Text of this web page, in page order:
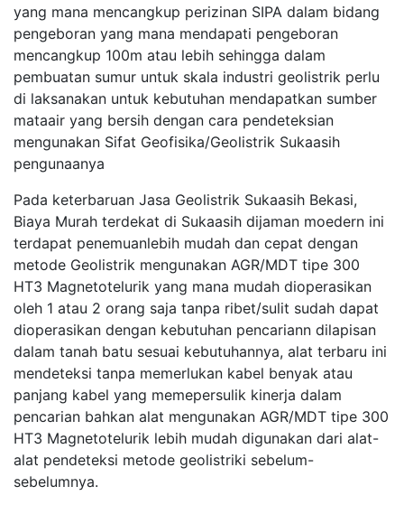
yang mana mencangkup perizinan SIPA dalam bidang
pengeboran yang mana mendapati pengeboran
mencangkup 100m atau lebih sehingga dalam
pembuatan sumur untuk skala industri geolistrik perlu
di laksanakan untuk kebutuhan mendapatkan sumber
mataair yang bersih dengan cara pendeteksian
mengunakan Sifat Geofisika/Geolistrik Sukaasih
pengunaanya
Pada keterbaruan Jasa Geolistrik Sukaasih Bekasi,
Biaya Murah terdekat di Sukaasih dijaman moedern ini
terdapat penemuanlebih mudah dan cepat dengan
metode Geolistrik mengunakan AGR/MDT tipe 300
HT3 Magnetotelurik yang mana mudah dioperasikan
oleh 1 atau 2 orang saja tanpa ribet/sulit sudah dapat
dioperasikan dengan kebutuhan pencariann dilapisan
dalam tanah batu sesuai kebutuhannya, alat terbaru ini
mendeteksi tanpa memerlukan kabel benyak atau
panjang kabel yang memepersulik kinerja dalam
pencarian bahkan alat mengunakan AGR/MDT tipe 300
HT3 Magnetotelurik lebih mudah digunakan dari alat-
alat pendeteksi metode geolistriki sebelum-
sebelumnya.